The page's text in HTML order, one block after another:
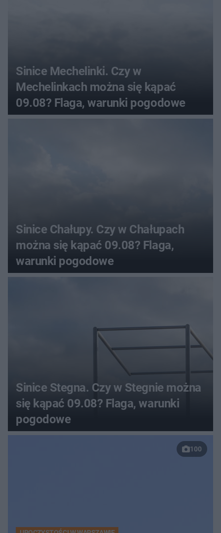
Sinice Mechelinki. Czy w
Mechelinkach można się kąpać
09.08? Flaga, warunki pogodowe
Sinice Chałupy. Czy w Chałupach
można się kąpać 09.08? Flaga,
warunki pogodowe
Sinice Stegna. Czy w Stegnie można
się kąpać 09.08? Flaga, warunki
pogodowe
100